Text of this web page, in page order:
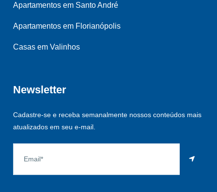
Apartamentos em Santo André
Apartamentos em Florianópolis
Casas em Valinhos
Newsletter
Cadastre-se e receba semanalmente nossos conteúdos mais
atualizados em seu e-mail.